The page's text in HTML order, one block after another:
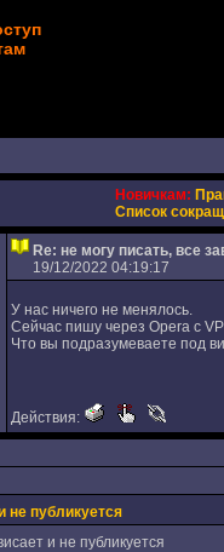
Новичкам:
Список
Re: не могу писать, все
19/12/2022 04:19:17
У нас ничего не менялось.
Сейчас пишу через Opera с
Что вы подразумеваете под
Действия:
не публикуется
и не публикуется